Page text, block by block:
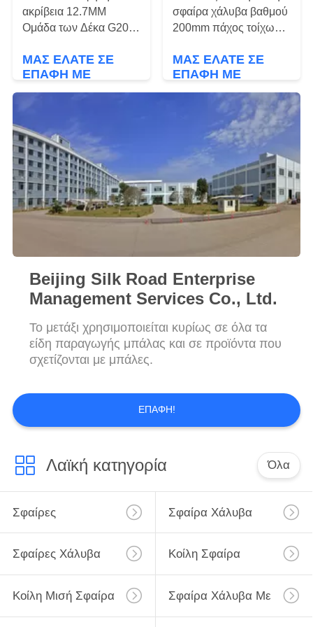
ΑΠΌΣΠΑΣΜΑ
SITEMAP
PRIVACY
POLICY
ακρίβεια 12.7MM
Ομάδα των Δέκα G20
χάλυβα χρωμίου GCr15
ΜΑΣ ΕΛΆΤΕ ΣΕ
ΕΠΑΦΉ ΜΕ
σφαίρα χάλυβα βαθμού
200mm πάχος τοίχων
ΜΑΣ ΕΛΆΤΕ ΣΕ
ΕΠΑΦΉ ΜΕ
Beijing Silk Road Enterprise
Management Services Co., Ltd.
Το μετάξι χρησιμοποιείται κυρίως σε όλα τα
είδη παραγωγής μπάλας και σε προϊόντα που
σχετίζονται με μπάλες.
ΕΠΑΦΉ!
Λαϊκή κατηγορία Όλα
Σφαίρες
Ανοξείδωτου
Σφαίρα Χάλυβα
Άνθρακα
Σφαίρες Χάλυβα
Χρωμίου
Κοίλη Σφαίρα
Χάλυβα
Κοίλη Μισή Σφαίρα Σφαίρα Χάλυβα Με